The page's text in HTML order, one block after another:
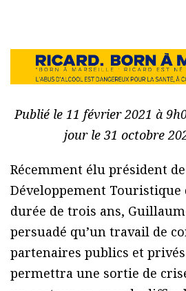
Publié le 11 février 2021 à
jour le 31 octobre
Récemment élu président de
Développement Touristique
durée de trois ans,
persuadé qu’un travail de
partenaires publics et
permettra une sortie de